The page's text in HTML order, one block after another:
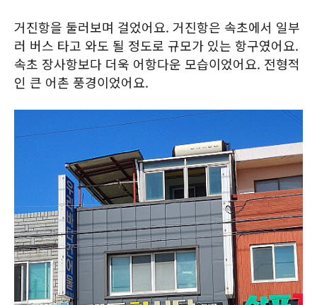
거진항을 둘러보며 걸었어요. 거진항은 속초에서 일부
러 버스 타고 와도 될 정도로 규모가 있는 항구였어요.
속초 장사항보다 더욱 어항다운 모습이었어요. 전형적
인 큰 어촌 풍경이었어요.